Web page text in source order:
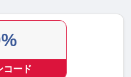
コード